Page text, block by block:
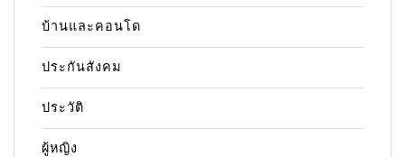
บ้านและคอนโด
ประกันสังคม
ประวัติ
ผู้หญิง